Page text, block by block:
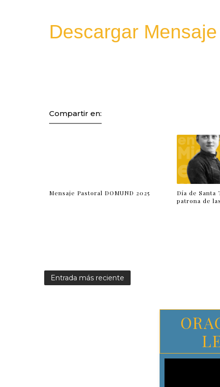
Descargar Mensaje
Compartir en:
Mensaje Pastoral DOMUND 2025
Día de Santa
patrona de
Entrada más reciente